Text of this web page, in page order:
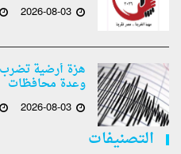
2026-08-03
هزة أرضية
وعدة محافظات
2026-08-03
التصنيفات